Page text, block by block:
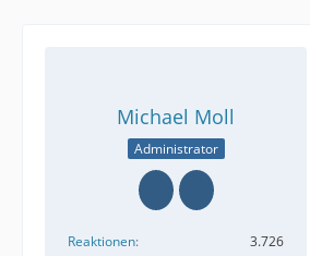
Michael Moll
Administrator
Reaktionen
3.726